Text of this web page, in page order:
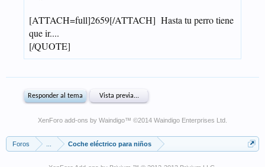
XenForo add-ons by Waindigo™ ©2014 Waindigo Enterprises Ltd
Foros Coche eléctrico para niños